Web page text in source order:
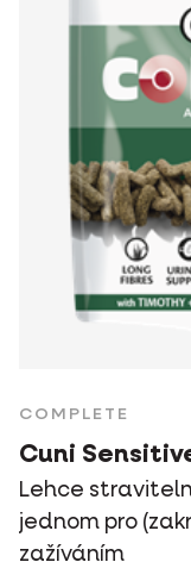
COMPLETE
Cuni
Lehce
jednom pro
zažíváním